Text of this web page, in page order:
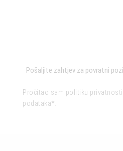
Pročitao sam politiku privatnosti
podataka*.